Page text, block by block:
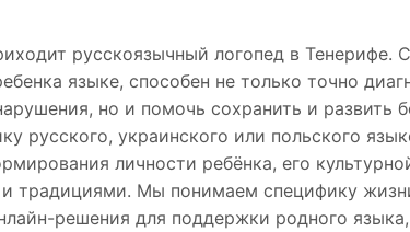
русскоязычный логопед в Тенерифе.
языке, способен не только точно
но и помочь сохранить и развить
русского, украинского или польского
личности ребёнка, его
и традициями. Мы понимаем специфику
решения для поддержки родного